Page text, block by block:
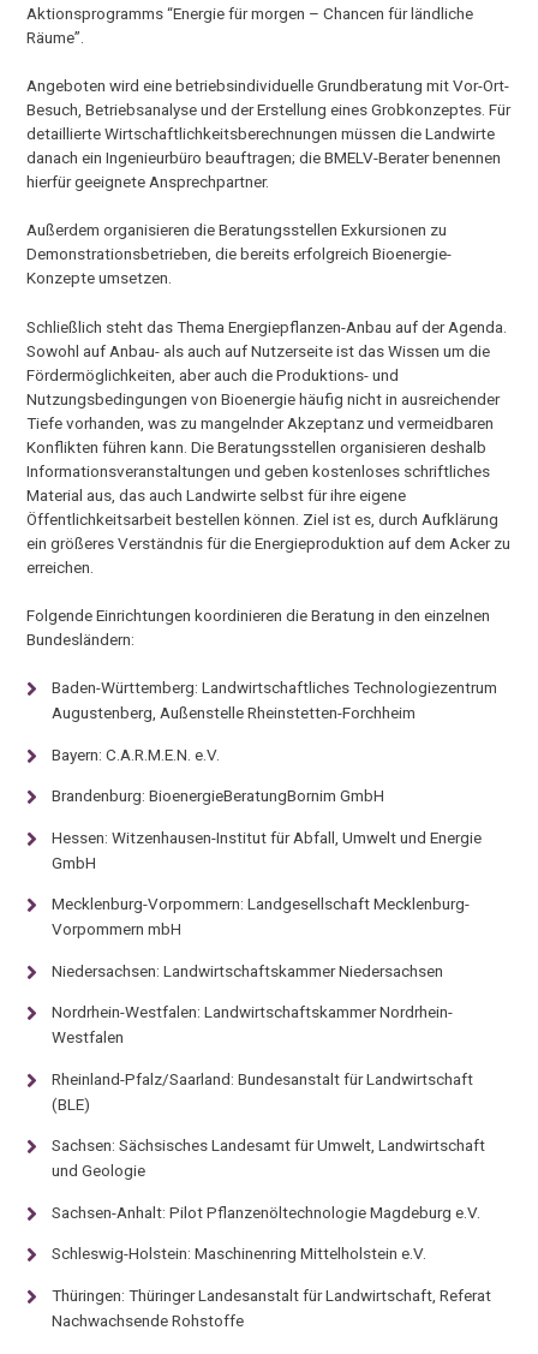
Aktionsprogramms “Energie für morgen – Chancen für ländliche
Räume”.
Angeboten wird eine betriebsindividuelle Grundberatung mit Vor-Ort-
Besuch, Betriebsanalyse und der Erstellung eines Grobkonzeptes. Für
detaillierte Wirtschaftlichkeitsberechnungen müssen die Landwirte
danach ein Ingenieurbüro beauftragen; die BMELV-Berater benennen
hierfür geeignete Ansprechpartner.
Außerdem organisieren die Beratungsstellen Exkursionen zu
Demonstrationsbetrieben, die bereits erfolgreich Bioenergie-
Konzepte umsetzen.
Schließlich steht das Thema Energiepflanzen-Anbau auf der Agenda.
Sowohl auf Anbau- als auch auf Nutzerseite ist das Wissen um die
Fördermöglichkeiten, aber auch die Produktions- und
Nutzungsbedingungen von Bioenergie häufig nicht in ausreichender
Tiefe vorhanden, was zu mangelnder Akzeptanz und vermeidbaren
Konflikten führen kann. Die Beratungsstellen organisieren deshalb
Informationsveranstaltungen und geben kostenloses schriftliches
Material aus, das auch Landwirte selbst für ihre eigene
Öffentlichkeitsarbeit bestellen können. Ziel ist es, durch Aufklärung
ein größeres Verständnis für die Energieproduktion auf dem Acker zu
erreichen.
Folgende Einrichtungen koordinieren die Beratung in den einzelnen
Bundesländern:
Baden-Württemberg: Landwirtschaftliches Technologiezentrum
Augustenberg, Außenstelle Rheinstetten-Forchheim
Bayern: C.A.R.M.E.N. e.V.
Brandenburg: BioenergieBeratungBornim GmbH
Hessen: Witzenhausen-Institut für Abfall, Umwelt und Energie
GmbH
Mecklenburg-Vorpommern: Landgesellschaft Mecklenburg-
Vorpommern mbH
Niedersachsen: Landwirtschaftskammer Niedersachsen
Nordrhein-Westfalen: Landwirtschaftskammer Nordrhein-
Westfalen
Rheinland-Pfalz/Saarland: Bundesanstalt für Landwirtschaft
(BLE)
Sachsen: Sächsisches Landesamt für Umwelt, Landwirtschaft
und Geologie
Sachsen-Anhalt: Pilot Pflanzenöltechnologie Magdeburg e.V.
Schleswig-Holstein: Maschinenring Mittelholstein e.V.
Thüringen: Thüringer Landesanstalt für Landwirtschaft, Referat
Nachwachsende Rohstoffe